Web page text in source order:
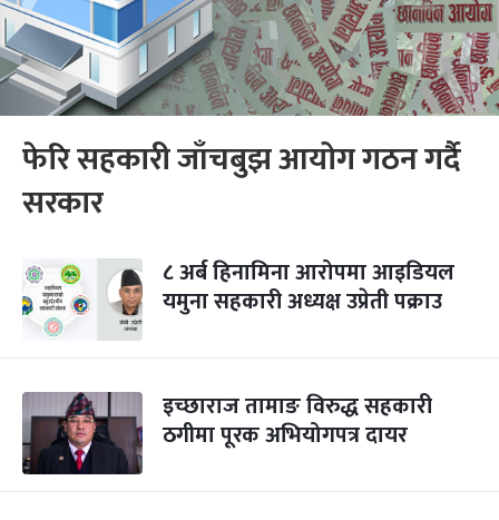
फेरि सहकारी जाँचबुझ आयोग गठन गर्दै
सरकार
८ अर्ब हिनामिना आरोपमा आइडियल
यमुना सहकारी अध्यक्ष उप्रेती पक्राउ
इच्छाराज तामाङ विरुद्ध सहकारी
ठगीमा पूरक अभियोगपत्र दायर